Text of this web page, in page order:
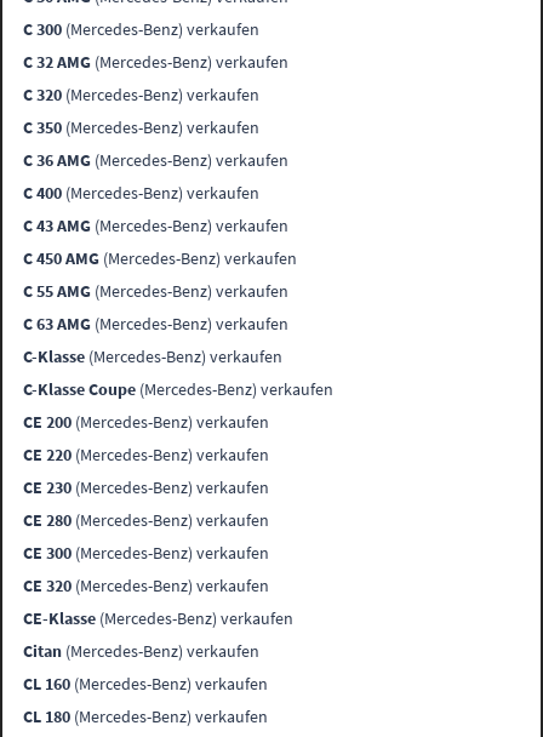
C 300 (Mercedes-Benz) verkaufen
C 32 AMG (Mercedes-Benz) verkaufen
C 320 (Mercedes-Benz) verkaufen
C 350 (Mercedes-Benz) verkaufen
C 36 AMG (Mercedes-Benz) verkaufen
C 400 (Mercedes-Benz) verkaufen
C 43 AMG (Mercedes-Benz) verkaufen
C 450 AMG (Mercedes-Benz) verkaufen
C 55 AMG (Mercedes-Benz) verkaufen
C 63 AMG (Mercedes-Benz) verkaufen
C-Klasse (Mercedes-Benz) verkaufen
C-Klasse Coupe (Mercedes-Benz) verkaufen
CE 200 (Mercedes-Benz) verkaufen
CE 220 (Mercedes-Benz) verkaufen
CE 230 (Mercedes-Benz) verkaufen
CE 280 (Mercedes-Benz) verkaufen
CE 300 (Mercedes-Benz) verkaufen
CE 320 (Mercedes-Benz) verkaufen
CE-Klasse (Mercedes-Benz) verkaufen
Citan (Mercedes-Benz) verkaufen
CL 160 (Mercedes-Benz) verkaufen
CL 180 (Mercedes-Benz) verkaufen